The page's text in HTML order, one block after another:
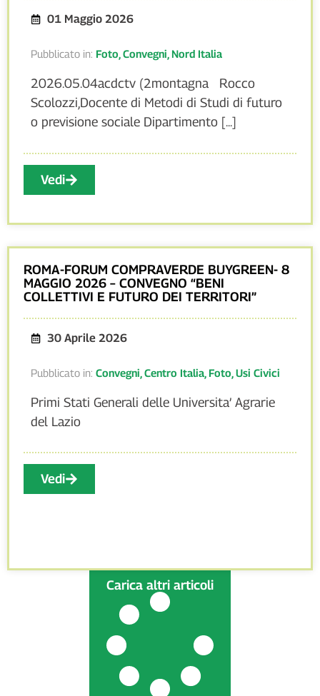
01 Maggio 2026
Pubblicato in: Foto, Convegni, Nord Italia
2026.05.04acdctv (2montagna Rocco
Scolozzi,Docente di Metodi di Studi di futuro
o previsione sociale Dipartimento [...]
Vedi
ROMA-FORUM COMPRAVERDE BUYGREEN- 8
MAGGIO 2026 – CONVEGNO “BENI
COLLETTIVI E FUTURO DEI TERRITORI”
30 Aprile 2026
Pubblicato in: Convegni, Centro Italia, Foto, Usi Civici
Primi Stati Generali delle Universita’ Agrarie
del Lazio
Vedi
Carica altri articoli